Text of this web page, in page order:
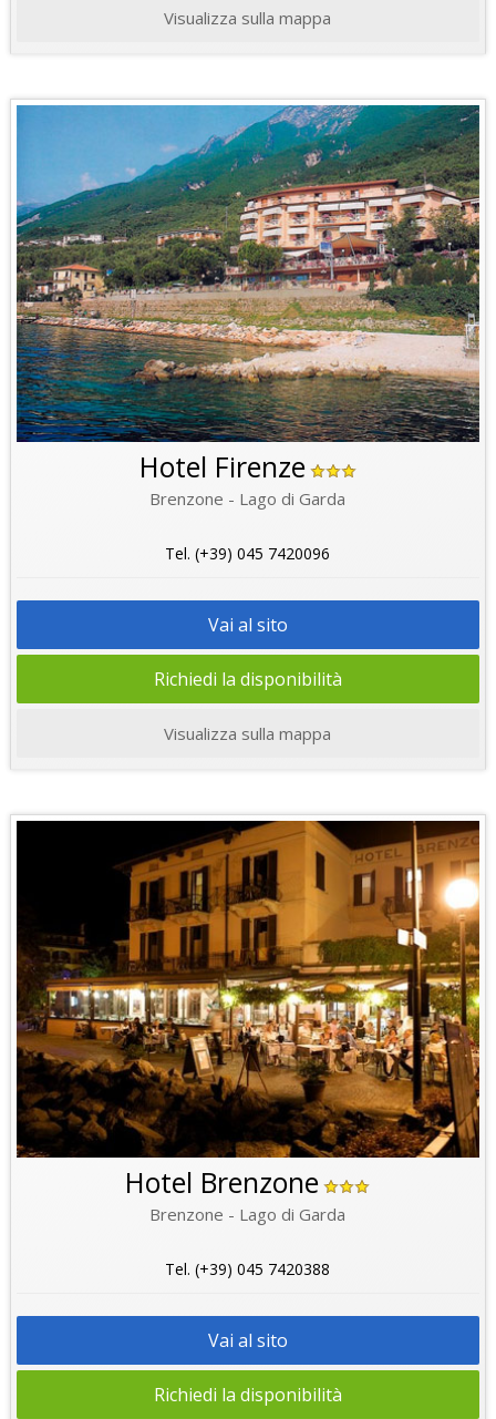
Visualizza sulla mappa
Hotel Firenze
Brenzone - Lago di Garda
Tel. (+39) 045 7420096
Vai al sito
Richiedi la disponibilità
Visualizza sulla mappa
Hotel Brenzone
Brenzone - Lago di Garda
Tel. (+39) 045 7420388
Vai al sito
Richiedi la disponibilità